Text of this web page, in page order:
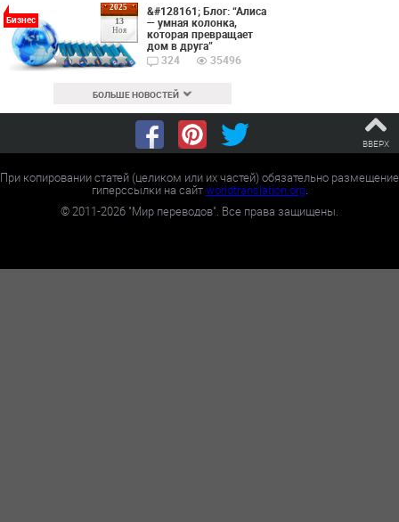
2025
13
Ноя
Бизнес
&#128161; Блог: “Алиса
— умная колонка,
которая превращает
дом в друга”
324
35496
БОЛЬШЕ НОВОСТЕЙ
ВВЕРХ
При копировании статей (целиком или их частей) обязательно размещение
гиперссылки на сайтworldtranslation.org.
©2011-2026 "Мир переводов". Все права защищены.